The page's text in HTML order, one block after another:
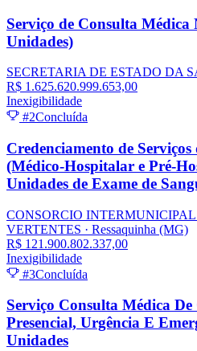
Serviço de Consulta Médica
Unidades)
SECRETARIA DE ESTADO DA
R$ 1.625.620.999.653,00
Inexigibilidade
#2Concluída
Credenciamento de Serviços
(Médico-Hospitalar e Pré-
Unidades de Exame de
CONSORCIO
VERTENTES · Ressaquinha (MG)
R$ 121.900.802.337,00
Inexigibilidade
#3Concluída
Serviço Consulta Médica
Presencial, Urgência E
Unidades